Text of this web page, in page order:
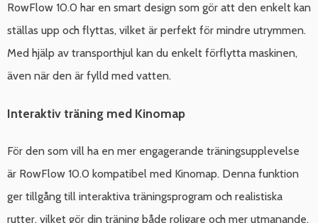
RowFlow 10.0 har en smart design som gör att den enkelt kan
ställas upp och flyttas, vilket är perfekt för mindre utrymmen.
Med hjälp av transporthjul kan du enkelt förflytta maskinen,
även när den är fylld med vatten.
Interaktiv träning med Kinomap
För den som vill ha en mer engagerande träningsupplevelse
är RowFlow 10.0 kompatibel med Kinomap. Denna funktion
ger tillgång till interaktiva träningsprogram och realistiska
rutter, vilket gör din träning både roligare och mer utmanande.